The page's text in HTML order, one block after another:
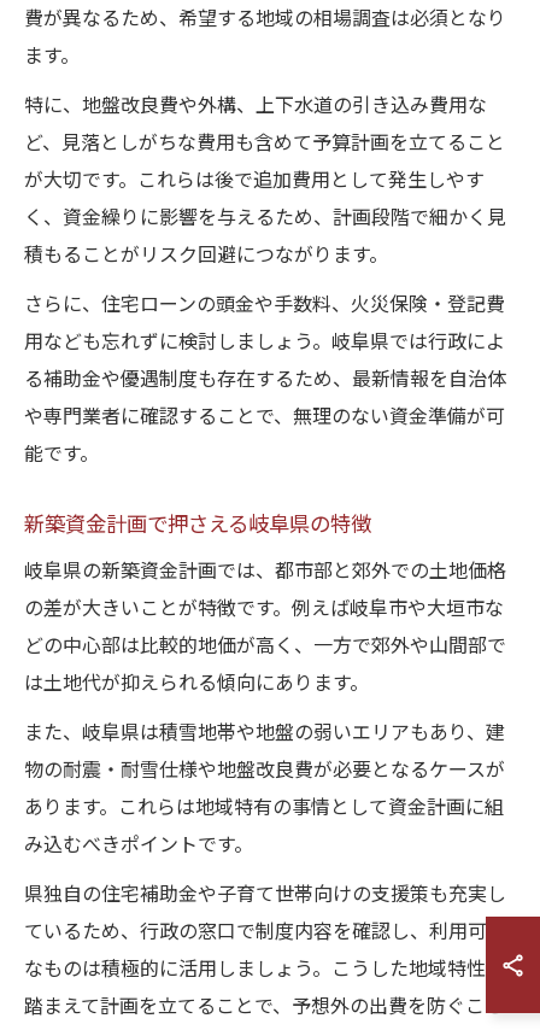
費が異なるため、希望する地域の相場調査は必須となり
ます。
特に、地盤改良費や外構、上下水道の引き込み費用な
ど、見落としがちな費用も含めて予算計画を立てること
が大切です。これらは後で追加費用として発生しやす
く、資金繰りに影響を与えるため、計画段階で細かく見
積もることがリスク回避につながります。
さらに、住宅ローンの頭金や手数料、火災保険・登記費
用なども忘れずに検討しましょう。岐阜県では行政によ
る補助金や優遇制度も存在するため、最新情報を自治体
や専門業者に確認することで、無理のない資金準備が可
能です。
新築資金計画で押さえる岐阜県の特徴
岐阜県の新築資金計画では、都市部と郊外での土地価格
の差が大きいことが特徴です。例えば岐阜市や大垣市な
どの中心部は比較的地価が高く、一方で郊外や山間部で
は土地代が抑えられる傾向にあります。
また、岐阜県は積雪地帯や地盤の弱いエリアもあり、建
物の耐震・耐雪仕様や地盤改良費が必要となるケースが
あります。これらは地域特有の事情として資金計画に組
み込むべきポイントです。
県独自の住宅補助金や子育て世帯向けの支援策も充実し
ているため、行政の窓口で制度内容を確認し、利用可能
なものは積極的に活用しましょう。こうした地域特性を
踏まえて計画を立てることで、予想外の出費を防ぐこと